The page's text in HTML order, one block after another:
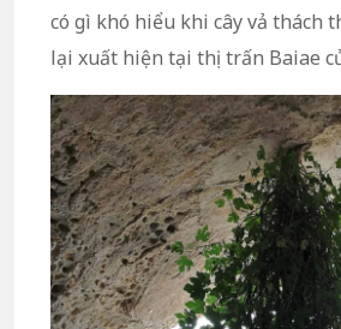
có gì khó hiểu khi cây vả thách
lại xuất hiện tại thị trấn Baiae